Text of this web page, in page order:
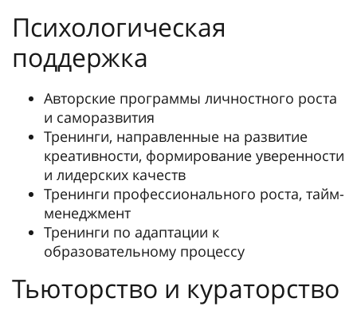
Психологическая
поддержка
Авторские программы личностного роста
и саморазвития
Тренинги, направленные на развитие
креативности, формирование уверенности
и лидерских качеств
Тренинги профессионального роста, тайм-
менеджмент
Тренинги по адаптации к
образовательному процессу
Тьюторство и кураторство